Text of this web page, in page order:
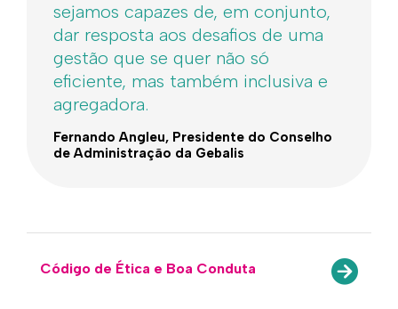
sejamos capazes de, em conjunto,
dar resposta aos desafios de uma
gestão que se quer não só
eficiente, mas também inclusiva e
agregadora.
Fernando Angleu, Presidente do Conselho
de Administração da Gebalis
Código de Ética e Boa Conduta